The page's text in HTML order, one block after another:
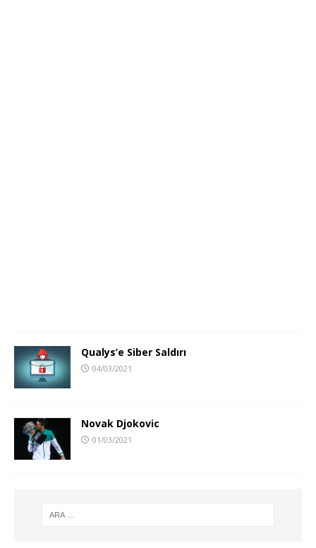
Qualys’e Siber Saldırı
04/03/2021
Novak Djokovic
01/03/2021